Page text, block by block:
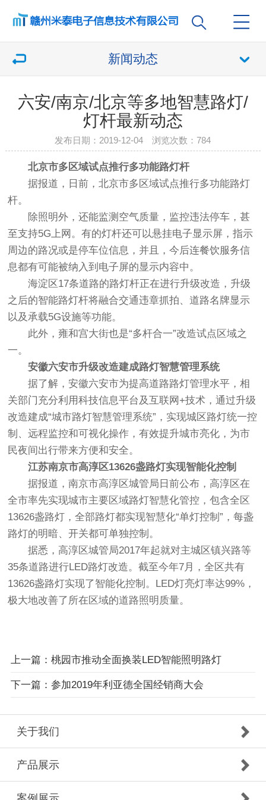
新闻动态
六安/南京/北京等多地智慧路灯/
灯杆最新动态
发布日期：2019-12-04 浏览次数：784
北京市多区域试点推行多功能路灯杆
据报道，日前，北京市多区域试点推行多功能路灯
杆。
除照明外，还能监测空气质量，监控违法停车，甚
至支持5G上网。有的灯杆还可以悬挂电子显示屏，指示
周边的路况或是停车位信息，并且，今后连餐饮服务信
息都有可能被纳入到电子屏的显示内容中。
海淀区17条道路的路灯杆正在进行升级改造，升级
之后的智能路灯杆将融合交通违章抓拍、道路名牌显示
以及承载5G设施等功能。
此外，雍和宫大街也是“多杆合一”改造试点区域之
一。
安徽六安市升级改造建成路灯智慧管理系统
据了解，安徽六安市为提高道路路灯管理水平，相
关部门充分利用科技信息平台及互联网+技术，通过升级
改造建成“城市路灯智慧管理系统”，实现城区路灯统一控
制、远程监控和可视化操作，有效提升城市亮化，为市
民夜间出行带来方便和安全。
江苏南京市高淳区13626盏路灯实现智能化控制
据报道，南京市高淳区城管局日前公布，高淳区在
全市率先实现城市主要区域路灯智慧化管控，包含全区
13626盏路灯，全部路灯都实现智慧化“单灯控制”，每盏
路灯的明暗、开关都可单独控制。
据悉，高淳区城管局2017年起就对主城区镇兴路等
35条道路进行LED路灯改造。截至今年7月，全区共有
13626盏路灯实现了智能化控制。LED灯亮灯率达99%，
极大地改善了所在区域的道路照明质量。
上一篇：桃园市推动全面换装LED智能照明路灯
下一篇：参加2019年利亚德全国经销商大会
关于我们
产品展示